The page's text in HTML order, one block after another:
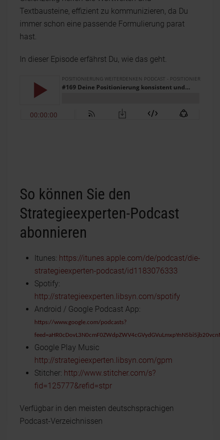
Textbausteine, effizient zu kommunizieren, da Du
immer schon eine passende Formulierung parat
hast.
In dieser Episode erfährst Du, wie das geht.
So können Sie den
Strategieexperten-Podcast
abonnieren
Itunes: https://itunes.apple.com/de/podcast/die-
strategieexperten-podcast/id1183076333
Spotify:
http://strategieexperten.libsyn.com/spotify
Android / Google Podcast App:
https://www.google.com/podcasts?
Google Play Music
http://strategieexperten.libsyn.com/gpm
Stitcher: http://www.stitcher.com/s?
fid=125777&refid=stpr
Verfügbar in den meisten deutschsprachigen
Podcast-Verzeichnissen